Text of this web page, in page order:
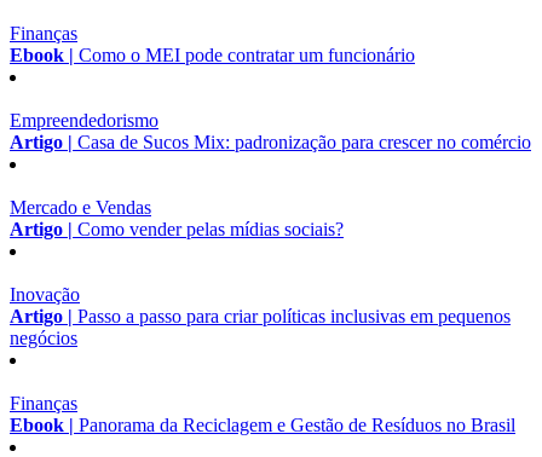
Finanças
Ebook | Como o MEI pode contratar um funcionário
Empreendedorismo
Artigo | Casa de Sucos Mix: padronização para crescer no comércio
Mercado e Vendas
Artigo | Como vender pelas mídias sociais?
Inovação
Artigo | Passo a passo para criar políticas inclusivas em pequenos
negócios
Finanças
Ebook | Panorama da Reciclagem e Gestão de Resíduos no Brasil